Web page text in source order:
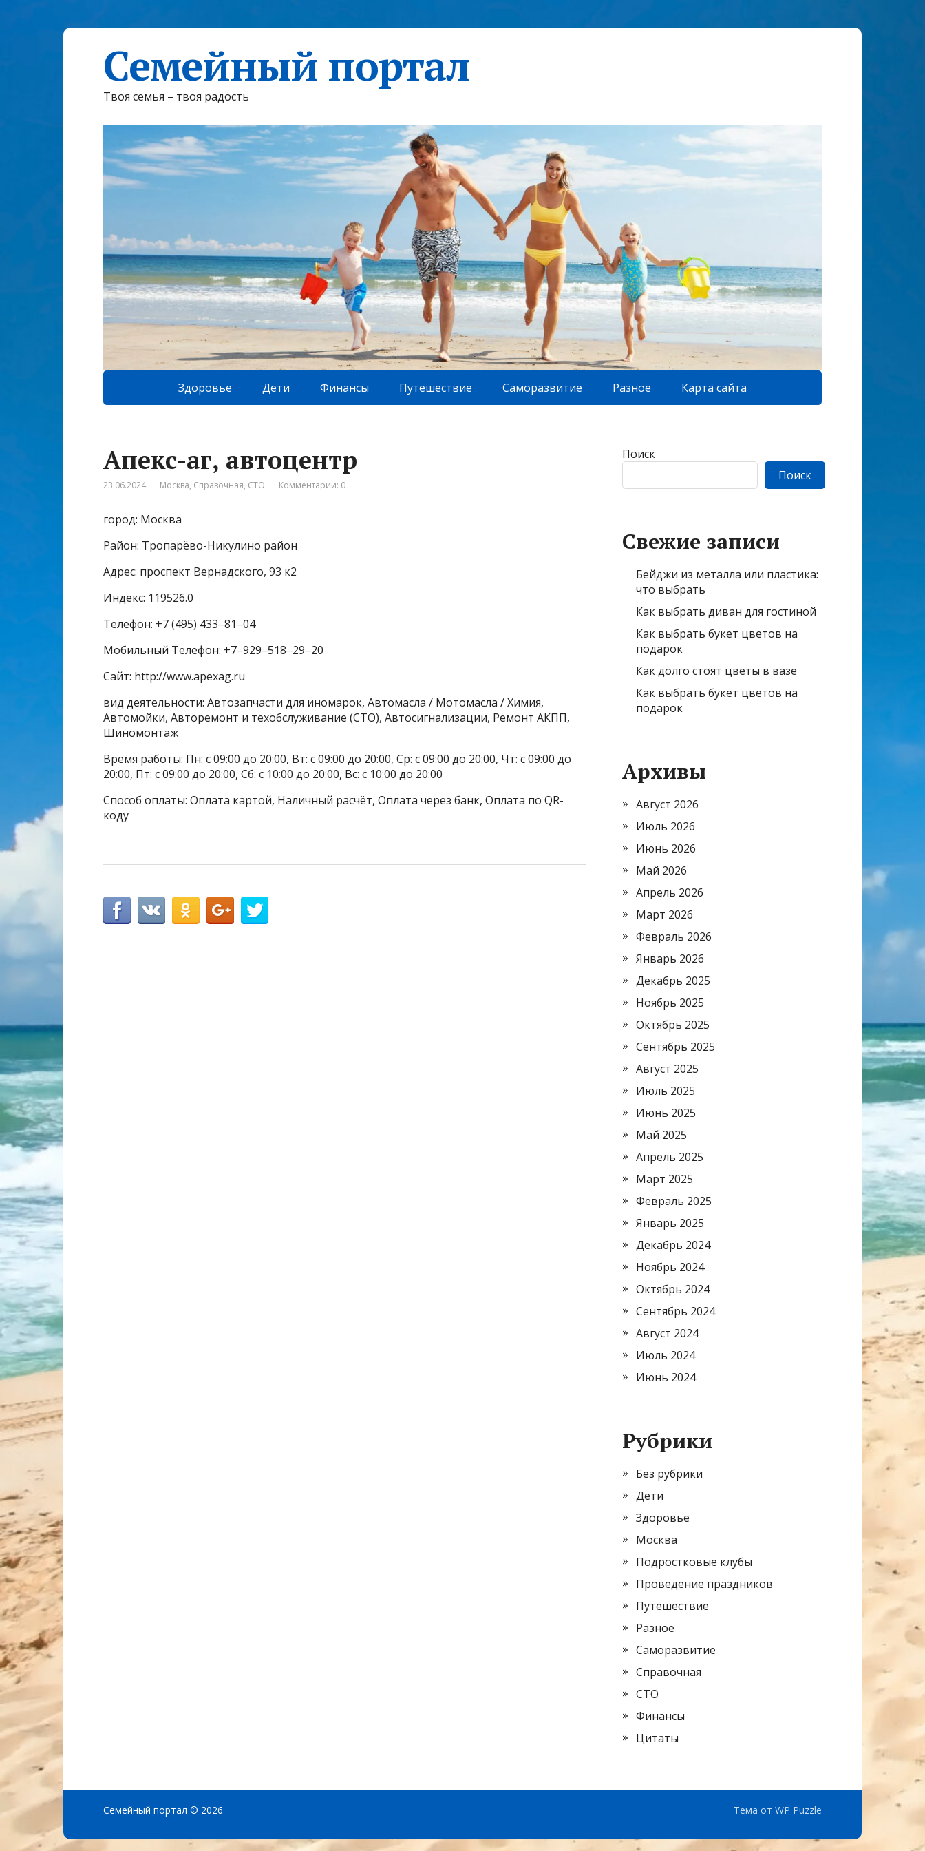
Семейный портал
Твоя семья – твоя радость
Здоровье Дети Финансы Путешествие Саморазвитие Разное Карта сайта
Апекс-аг, автоцентр
23.06.2024 Москва, Справочная, СТО Комментарии: 0
город: Москва
Район: Тропарёво-Никулино район
Адрес: проспект Вернадского, 93 к2
Индекс: 119526.0
Телефон: +7 (495) 433‒81‒04
Мобильный Телефон: +7‒929‒518‒29‒20
Сайт: http://www.apexag.ru
вид деятельности: Автозапчасти для иномарок, Автомасла / Мотомасла / Химия,
Автомойки, Авторемонт и техобслуживание (СТО), Автосигнализации, Ремонт АКПП,
Шиномонтаж
Время работы: Пн: с 09:00 до 20:00, Вт: с 09:00 до 20:00, Ср: с 09:00 до 20:00, Чт: с 09:00 до
20:00, Пт: с 09:00 до 20:00, Сб: с 10:00 до 20:00, Вс: с 10:00 до 20:00
Способ оплаты: Оплата картой, Наличный расчёт, Оплата через банк, Оплата по QR-
коду
Поиск
Поиск
Свежие записи
Бейджи из металла или пластика:
что выбрать
Как выбрать диван для гостиной
Как выбрать букет цветов на
подарок
Как долго стоят цветы в вазе
Как выбрать букет цветов на
подарок
Архивы
Август 2026
Июль 2026
Июнь 2026
Май 2026
Апрель 2026
Март 2026
Февраль 2026
Январь 2026
Декабрь 2025
Ноябрь 2025
Октябрь 2025
Сентябрь 2025
Август 2025
Июль 2025
Июнь 2025
Май 2025
Апрель 2025
Март 2025
Февраль 2025
Январь 2025
Декабрь 2024
Ноябрь 2024
Октябрь 2024
Сентябрь 2024
Август 2024
Июль 2024
Июнь 2024
Рубрики
Без рубрики
Дети
Здоровье
Москва
Подростковые клубы
Проведение праздников
Путешествие
Разное
Саморазвитие
Справочная
СТО
Финансы
Цитаты
Семейный портал © 2026 Тема от WP Puzzle